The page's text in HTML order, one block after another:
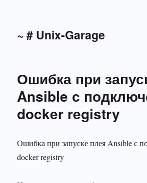
~ # Unix-Garage
Ошибка при
Ansible с
docker registry
Ошибка при запуске плея Ansible с
docker registry